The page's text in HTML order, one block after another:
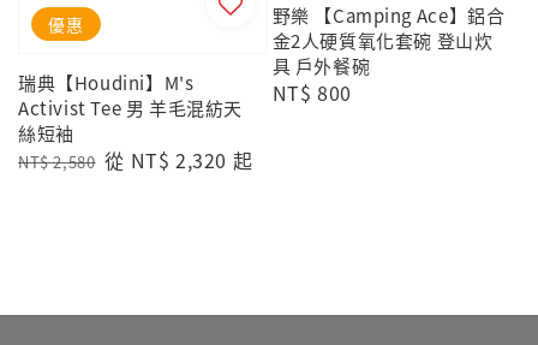
優惠
瑞典【Houdini】M's
Activist Tee 男 羊毛混紡天
絲短袖
Regular
NT$ 2,580 Sale
從 NT$ 2,320 起
野樂 【Camping Ace】鋁合
金2人硬質氧化套碗 登山炊
具 戶外餐碗
Regular
NT$ 800